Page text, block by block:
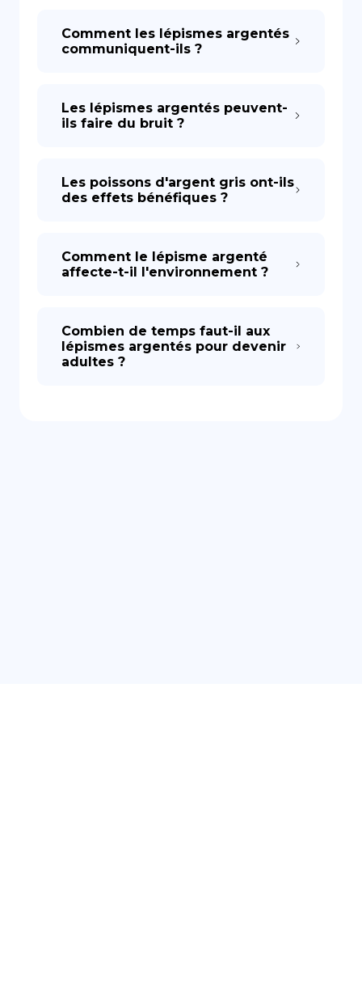
Comment les lépismes argentés
communiquent-ils ?
Les lépismes argentés peuvent-
ils faire du bruit ?
Les poissons d'argent gris ont-ils
des effets bénéfiques ?
Comment le lépisme argenté
affecte-t-il l'environnement ?
Combien de temps faut-il aux
lépismes argentés pour devenir
adultes ?